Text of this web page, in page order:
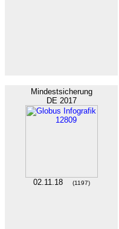
Mindestsicherung
DE 2017
02.11.18 (1197)